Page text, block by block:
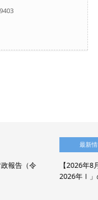
回定例講演会「世界経済の